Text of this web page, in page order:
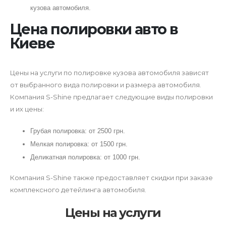
кузова автомобиля.
Цена полировки авто в
Киеве
Цены на услуги по полировке кузова автомобиля зависят
от выбранного вида полировки и размера автомобиля.
Компания S-Shine предлагает следующие виды полировки
и их цены:
Грубая полировка: от 2500 грн.
Мелкая полировка: от 1500 грн.
Деликатная полировка: от 1000 грн.
Компания S-Shine также предоставляет скидки при заказе
комплексного детейлинга автомобиля.
Цены на услуги